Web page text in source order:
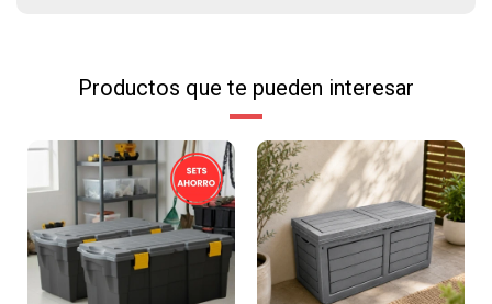
Productos que te pueden interesar